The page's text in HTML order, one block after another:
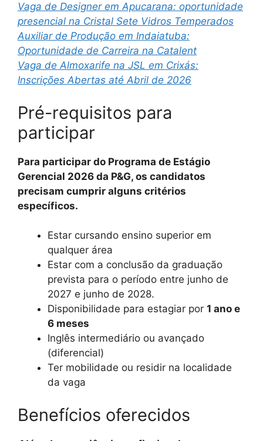
Vaga de Designer em Apucarana: oportunidade
presencial na Cristal Sete Vidros Temperados
Auxiliar de Produção em Indaiatuba:
Oportunidade de Carreira na Catalent
Vaga de Almoxarife na JSL em Crixás:
Inscrições Abertas até Abril de 2026
Pré-requisitos para
participar
Para participar do Programa de Estágio
Gerencial 2026 da P&G, os candidatos
precisam cumprir alguns critérios
específicos.
Estar cursando ensino superior em
qualquer área
Estar com a conclusão da graduação
prevista para o período entre junho de
2027 e junho de 2028.
Disponibilidade para estagiar por 1 ano e
6 meses
Inglês intermediário ou avançado
(diferencial)
Ter mobilidade ou residir na localidade
da vaga
Benefícios oferecidos